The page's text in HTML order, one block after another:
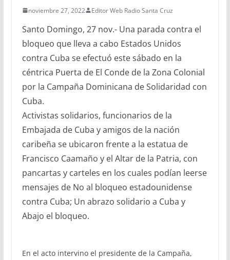
noviembre 27, 2022 Editor Web Radio Santa Cruz
Santo Domingo, 27 nov.- Una parada contra el
bloqueo que lleva a cabo Estados Unidos
contra Cuba se efectuó este sábado en la
céntrica Puerta de El Conde de la Zona Colonial
por la Campaña Dominicana de Solidaridad con
Cuba.
Activistas solidarios, funcionarios de la
Embajada de Cuba y amigos de la nación
caribeña se ubicaron frente a la estatua de
Francisco Caamaño y el Altar de la Patria, con
pancartas y carteles en los cuales podían leerse
mensajes de No al bloqueo estadounidense
contra Cuba; Un abrazo solidario a Cuba y
Abajo el bloqueo.
En el acto intervino el presidente de la Campaña,